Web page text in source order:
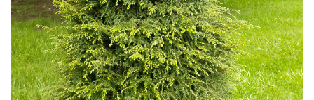
Оплата та доставка
Гарантії
Контакти